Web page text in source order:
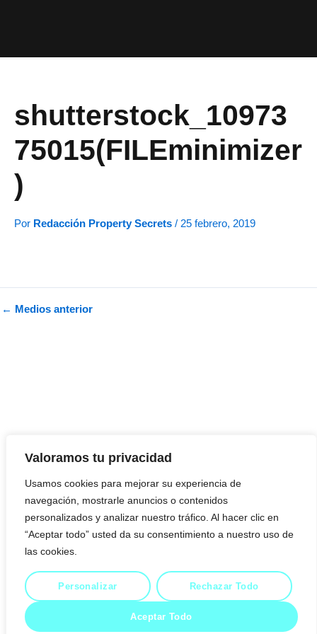
Valoramos tu privacidad
Usamos cookies para mejorar su experiencia de
navegación, mostrarle anuncios o contenidos
personalizados y analizar nuestro tráfico. Al hacer clic en
“Aceptar todo” usted da su consentimiento a nuestro uso de
las cookies.
Personalizar Rechazar Todo
Aceptar Todo
shutterstock_10973
75015(FILEminimizer
)
Por Redacción Property Secrets / 25 febrero, 2019
← Medios anterior